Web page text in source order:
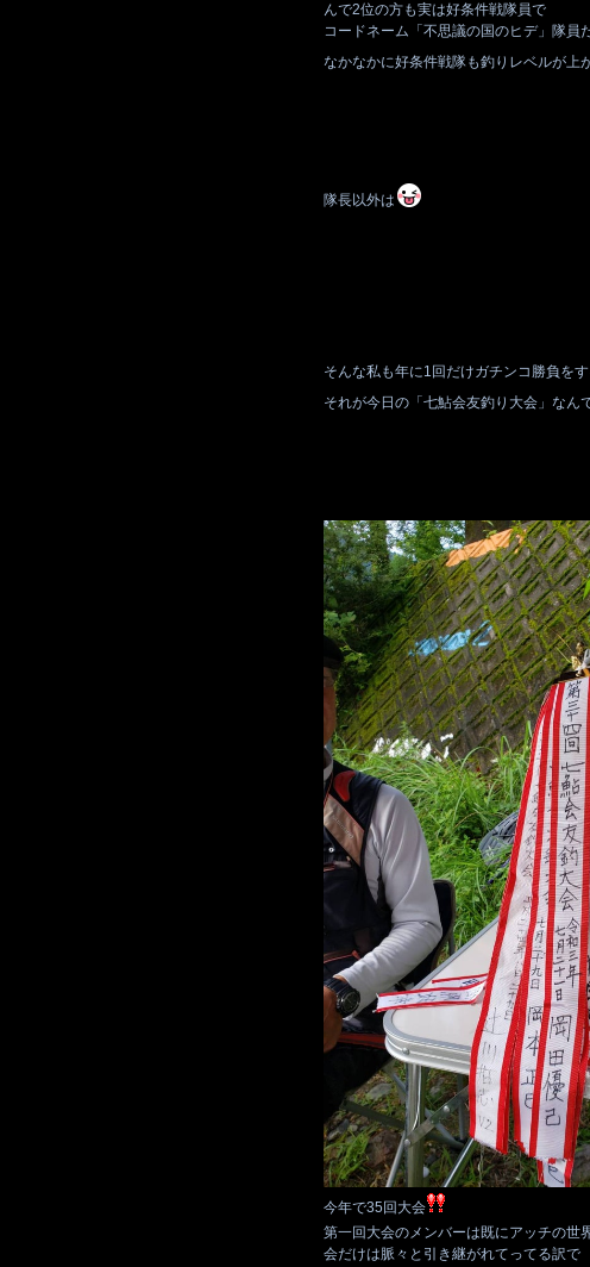
んで2位の方も実は好条件戦隊員で
コードネーム「不思議の国のヒデ」隊員
なかなかに好条件戦隊も釣りレベルが上
隊長以外は
そんな私も年に1回だけガチンコ勝負を
それが今日の「七鮎会友釣り大会」なん
今年で35回大会
第一回大会のメンバーは既にアッチの世
会だけは脈々と引き継がれてってる訳で